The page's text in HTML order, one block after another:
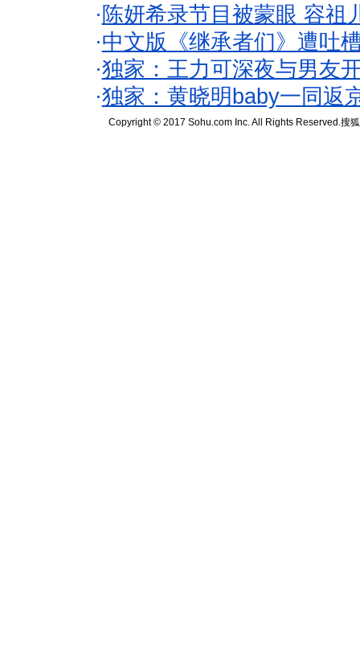
· 陈妍希录节目被蒙眼 容祖
·中文版《继承者们》遭吐
·独家：王力可深夜与男友
·独家：黄晓明baby一同返
Copyright © 2017 Sohu.com Inc. All Rights Reserved.搜